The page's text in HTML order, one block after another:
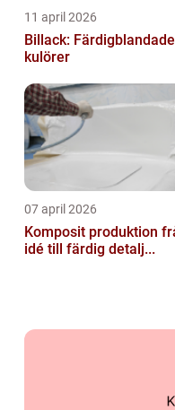
11 april 2026
Billack: Färdigblandade
kulörer
07 april 2026
Komposit produktion från
idé till färdig detalj...